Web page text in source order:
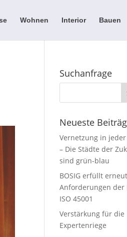
Wohnen Interior Bauen
Suchanfrage
Neueste
Vernetzung in
– Die Städte der
sind grün-blau
BOSIG erfüllt
Anforderungen der
ISO 45001
Verstärkung für die
Expertenriege